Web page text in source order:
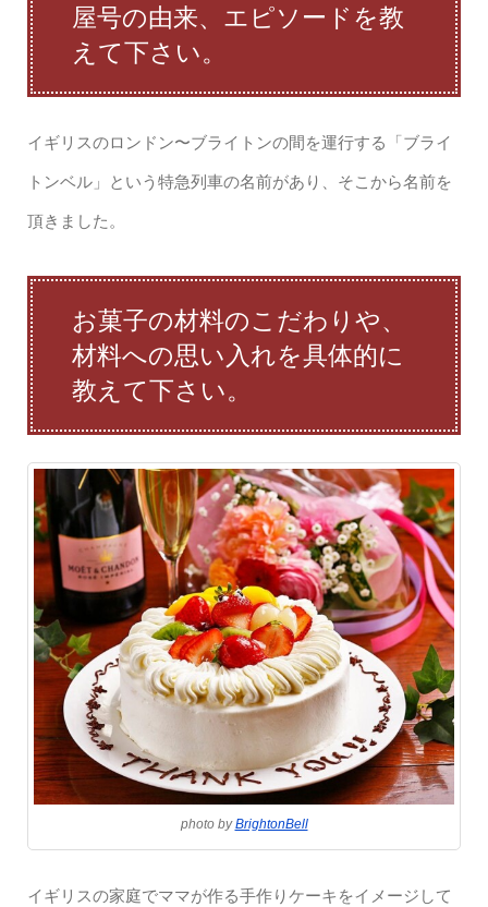
屋号の由来、エピソードを教
えて下さい。
イギリスのロンドン〜ブライトンの間を運行する「ブライ
トンベル」という特急列車の名前があり、そこから名前を
頂きました。
お菓子の材料のこだわりや、
材料への思い入れを具体的に
教えて下さい。
photo byBrightonBell
イギリスの家庭でママが作る手作りケーキをイメージして